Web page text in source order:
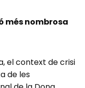
més nombrosa
el context de crisi
de les